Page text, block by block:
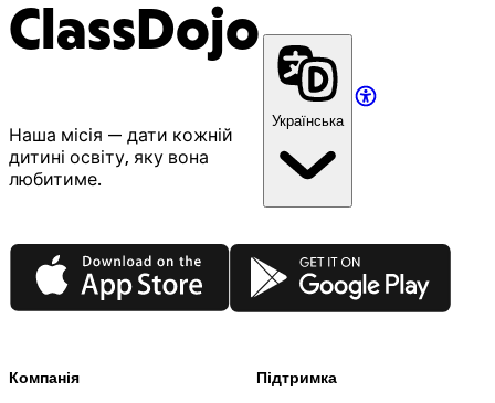
ClassDojo
Наша місія — дати кожній
дитині освіту, яку вона
любитиме.
Українська
App Store Google Play
Компанія Підтримка